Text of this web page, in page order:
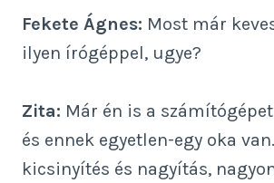
Fekete Ágnes: Most már
ilyen írógéppel, ugye?
Zita: Már én is a
és ennek egyetlen-egy oka
kicsinyítés és nagyítás,